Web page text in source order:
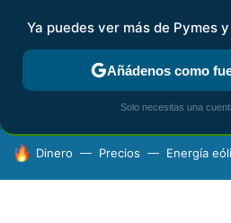
FISCALIDAD Y CONTABILIDAD
HOY SE HABLA DE
Dinero Precios Energía
Ya puedes ver más de Pymes
Añádenos como
Solo necesitas una